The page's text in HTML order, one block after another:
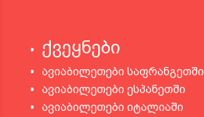
ქვეყნები
ავიაბილეთები საფრანგეთში
ავიაბილეთები ესპანეთში
ავიაბილეთები იტალიაში